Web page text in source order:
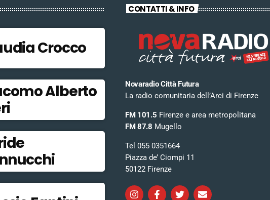
Crocco
Alberto
CONTATTI & INFO
Novaradio Città Futura
La radio comunitaria dell’Arci di Firenze
FM 101.5 Firenze e area metropolitana
FM 87.8 Mugello
Tel 055 0351664
Piazza de’ Ciompi 11
50122 Firenze